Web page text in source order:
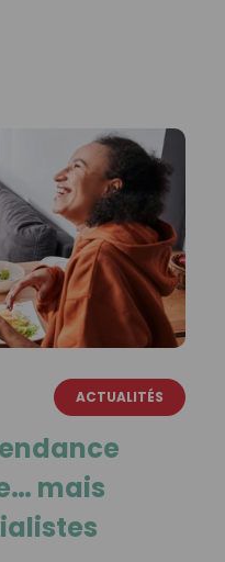
ACTUALITÉS
mais